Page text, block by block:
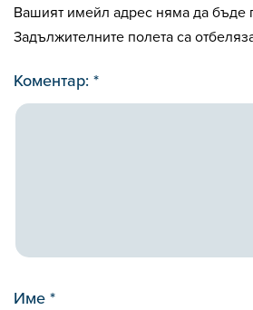
Вашият имейл адрес няма да бъде
Задължителните полета са
Коментар: *
Име *